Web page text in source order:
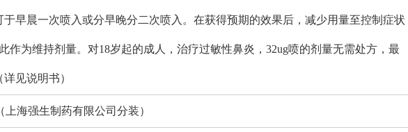
于早晨一次喷入或分早晚分二次喷入。在获得预期的效果后，减少用量至控制症状
作为维持剂量。对18岁起的成人，治疗过敏性鼻炎，32ug喷的剂量无需处方，最
见说明书）
上海强生制药有限公司分装）